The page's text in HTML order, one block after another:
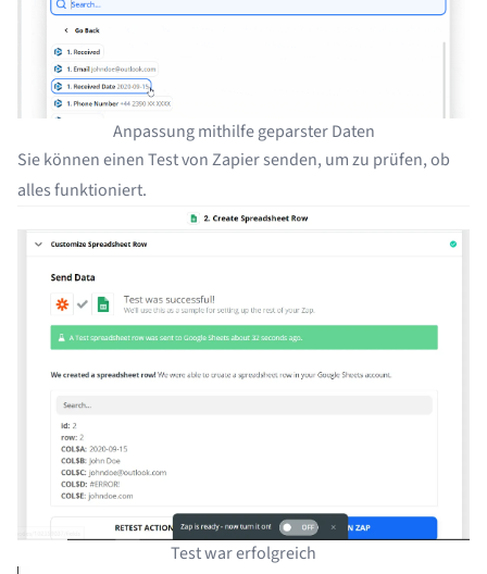
Anpassung mithilfe geparster Daten
Sie können einen Test von Zapier senden, um zu prüfen, ob
alles funktioniert.
Test war erfolgreich